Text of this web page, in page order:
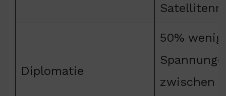
Diplomatie
50%
zwischen